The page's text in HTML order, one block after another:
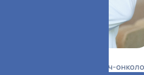
центра, врач-хирург, врач-